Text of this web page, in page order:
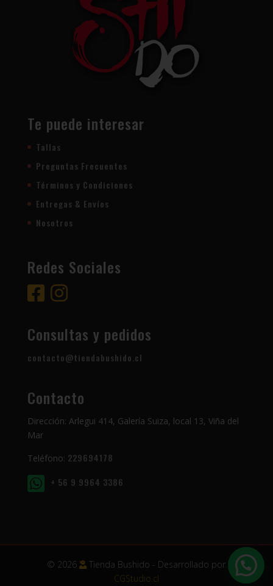
Te puede interesar
Tallas
Preguntas Frecuentes
Términos y Condiciones
Entregas & Envíos
Nosotros
Redes Sociales
Consultas y pedidos
contacto@tiendabushido.cl
Contacto
Dirección: Arlegui 414, Galería Suiza, local 13, Viña del
Mar
Teléfono: 229694178
+ 56 9 9964 3386
© 2026
Tienda Bushido - Desarrollado por
CGStudio.cl